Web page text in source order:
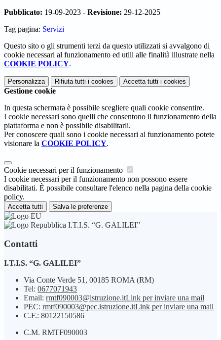
Pubblicato: 19-09-2023 - Revisione: 29-12-2025
Tag pagina: Servizi
Questo sito o gli strumenti terzi da questo utilizzati si avvalgono di
cookie necessari al funzionamento ed utili alle finalità illustrate nella
COOKIE POLICY.
Personalizza Rifiuta tutti i cookies Accetta tutti i cookies
Gestione cookie
In questa schermata è possibile scegliere quali cookie consentire.
I cookie necessari sono quelli che consentono il funzionamento della
piattaforma e non è possibile disabilitarli.
Per conoscere quali sono i cookie necessari al funzionamento potete
visionare la COOKIE POLICY.
Cookie necessari per il funzionamento
I cookie necessari per il funzionamento non possono essere
disabilitati. È possibile consultare l'elenco nella pagina della cookie
policy.
Accetta tutti Salva le preferenze
I.T.I.S. “G. GALILEI”
Contatti
I.T.I.S. “G. GALILEI”
Via Conte Verde 51, 00185 ROMA (RM)
Tel: 0677071943
Email: rmtf090003@istruzione.itLink per inviare una mail
PEC: rmtf090003@pec.istruzione.itLink per inviare una mail
C.F.: 80122150586
C.M. RMTF090003